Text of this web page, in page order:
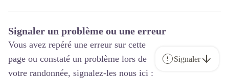
Signaler un problème ou une erreur
Vous avez repéré une erreur sur cette
page ou constaté un problème lors de
votre randonnée, signalez-les nous ici :
Signaler